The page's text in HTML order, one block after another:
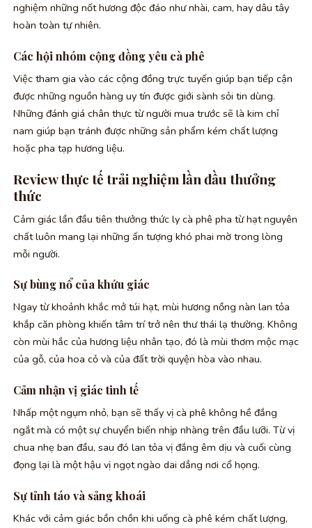
nghiệm những nốt hương độc đáo như nhài, cam, hay dâu tây
hoàn toàn tự nhiên.
Các hội nhóm cộng đồng yêu cà phê
Việc tham gia vào các cộng đồng trực tuyến giúp bạn tiếp cận
được những nguồn hàng uy tín được giới sành sỏi tin dùng.
Những đánh giá chân thực từ người mua trước sẽ là kim chỉ
nam giúp bạn tránh được những sản phẩm kém chất lượng
hoặc pha tạp hương liệu.
Review thực tế trải nghiệm lần đầu thưởng
thức
Cảm giác lần đầu tiên thưởng thức ly cà phê pha từ hạt nguyên
chất luôn mang lại những ấn tượng khó phai mờ trong lòng
mỗi người.
Sự bùng nổ của khứu giác
Ngay từ khoảnh khắc mở túi hạt, mùi hương nồng nàn lan tỏa
khắp căn phòng khiến tâm trí trở nên thư thái lạ thường. Không
còn mùi hắc của hương liệu nhân tạo, đó là mùi thơm mộc mạc
của gỗ, của hoa cỏ và của đất trời quyện hòa vào nhau.
Cảm nhận vị giác tinh tế
Nhấp một ngụm nhỏ, bạn sẽ thấy vị cà phê không hề đắng
ngắt mà có một sự chuyển biến nhịp nhàng trên đầu lưỡi. Từ vị
chua nhẹ ban đầu, sau đó lan tỏa vị đắng êm dịu và cuối cùng
đọng lại là một hậu vị ngọt ngào dai dẳng nơi cổ họng.
Sự tỉnh táo và sảng khoái
Khác với cảm giác bồn chồn khi uống cà phê kém chất lượng,